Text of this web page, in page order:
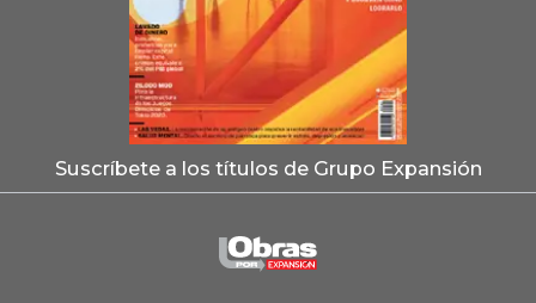
Suscríbete a los títulos de Grupo Expansión